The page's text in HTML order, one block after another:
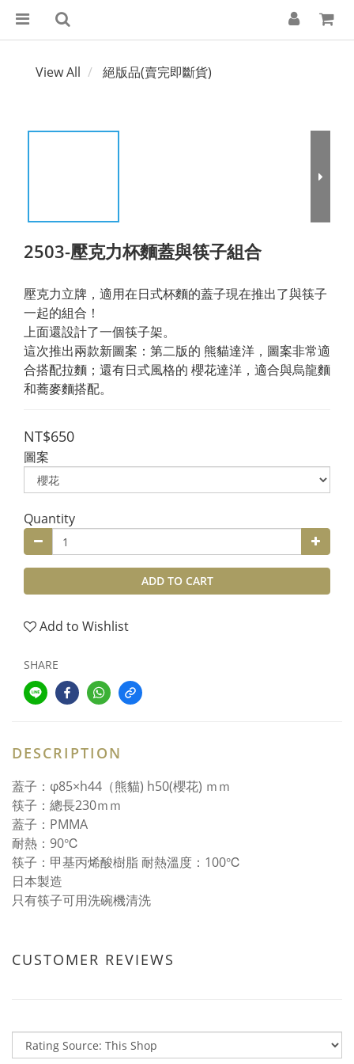
View All 絕版品(賣完即斷貨)
2503-壓克力杯麵蓋與筷子組合
壓克力立牌，適用在日式杯麵的蓋子現在推出了與筷子
一起的組合！
上面還設計了一個筷子架。
這次推出兩款新圖案：第二版的 熊貓達洋，圖案非常適
合搭配拉麵；還有日式風格的 櫻花達洋，適合與烏龍麵
和蕎麥麵搭配。
NT$650
圖案
Quantity
ADD TO CART
Add to Wishlist
SHARE
DESCRIPTION
蓋子：φ85×h44（熊貓) h50(櫻花) ｍｍ
筷子：總長230ｍｍ
蓋子：PMMA
耐熱：90℃
筷子：甲基丙烯酸樹脂 耐熱溫度：100℃
日本製造
只有筷子可用洗碗機清洗
CUSTOMER REVIEWS